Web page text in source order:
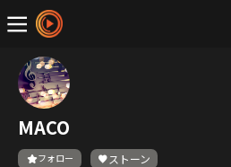
MACO
フォロー ストーン